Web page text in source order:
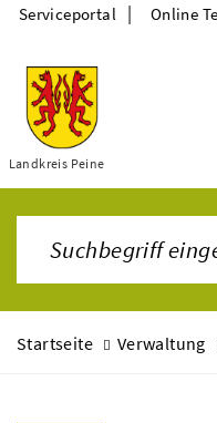
Themen
Landkreis Peine
Serviceportal | Online
Startseite Verwaltung